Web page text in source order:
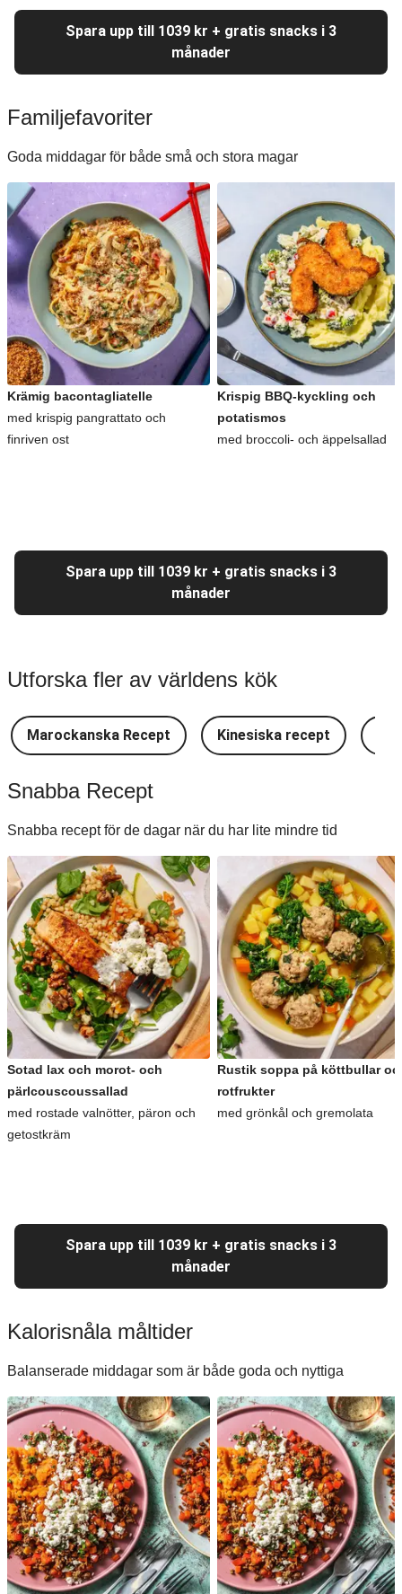
Spara upp till 1039 kr + gratis snacks i 3
månader
Familjefavoriter
Goda middagar för både små och stora magar
Krämig bacontagliatelle
med krispig pangrattato och
finriven ost
Krispig BBQ-kyckling och
potatismos
med broccoli- och äppelsallad
Spara upp till 1039 kr + gratis snacks i 3
månader
Utforska fler av världens kök
Marockanska Recept Kinesiska recept
Snabba Recept
Snabba recept för de dagar när du har lite mindre tid
Sotad lax och morot- och
pärlcouscoussallad
med rostade valnötter, päron och
getostkräm
Rustik soppa på köttbullar
rotfrukter
med grönkål och gremolata
Spara upp till 1039 kr + gratis snacks i 3
månader
Kalorisnåla måltider
Balanserade middagar som är både goda och nyttiga